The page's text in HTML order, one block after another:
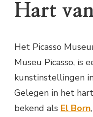
Hart
Het Picasso
Museu Picasso, is
kunstinstellingen
Gelegen in het
bekend als El Born